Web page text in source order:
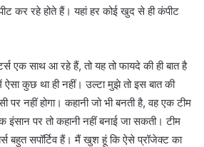
कर रहे होते हैं। यहां हर कोई खुद से ही कंपीट
एक साथ आ रहे हैं, तो यह तो फायदे की ही बात है
कुछ था ही नहीं। उल्टा मुझे तो इस बात की
पर नहीं होगा। कहानी जो भी बनती है, वह एक टीम
पर तो कहानी नहीं बनाई जा सकती। टीम
बहुत सपॉर्टिव हैं। मैं खुश हूं कि ऐसे प्रॉजेक्ट का